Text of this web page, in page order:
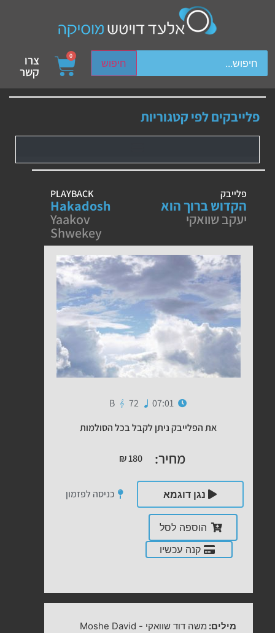
חיפוש
device users, explore by touch or with swipe gestures.
0 צרו
קשר
פלייבקים לפי קטגוריות
פלייבק
הקדוש ברוך הוא
יעקב שוואקי
PLAYBACK
Hakadosh
Yaakov
Shwekey
07:01
72
B
את הפלייבק ניתן לקבל בכל הסולמות
מחיר: ₪180
נגן דוגמא כניסה לפזמון
הוספה לסל
קנה עכשיו
מילים: משה דוד שוואקי -
Moshe David